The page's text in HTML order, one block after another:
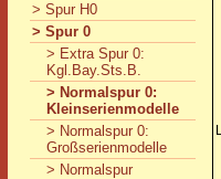
> Spur H0
> Spur 0
> Extra Spur 0:
Kgl.Bay.Sts.B.
> Normalspur 0:
Kleinserienmodelle
> Normalspur 0:
Großserienmodelle
> Normalspur